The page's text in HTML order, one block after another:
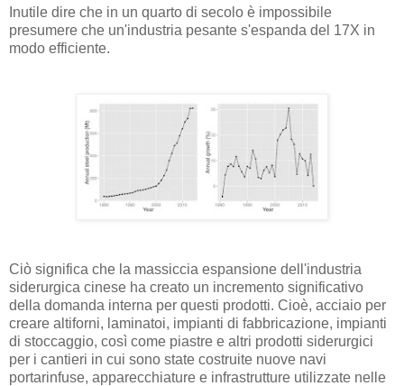
Inutile dire che in un quarto di secolo è impossibile
presumere che un'industria pesante s'espanda del 17X in
modo efficiente.
Ciò significa che la massiccia espansione dell'industria
siderurgica cinese ha creato un incremento significativo
della domanda interna per questi prodotti. Cioè, acciaio per
creare altiforni, laminatoi, impianti di fabbricazione, impianti
di stoccaggio, così come piastre e altri prodotti siderurgici
per i cantieri in cui sono state costruite nuove navi
portarinfuse, apparecchiature e infrastrutture utilizzate nelle